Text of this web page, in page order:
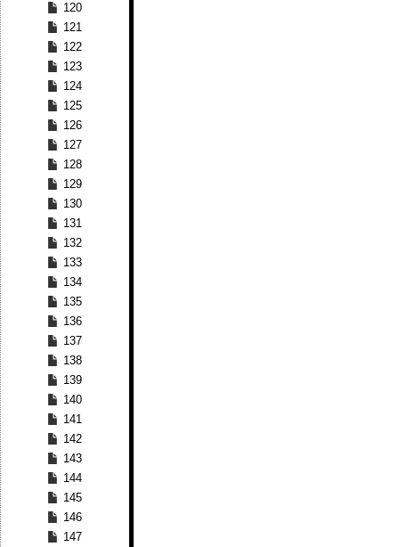
120
121
122
123
124
125
126
127
128
129
130
131
132
133
134
135
136
137
138
139
140
141
142
143
144
145
146
147